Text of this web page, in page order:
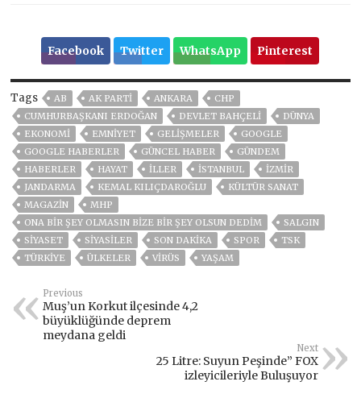
Facebook Twitter WhatsApp Pinterest
Tags AB AK PARTİ ANKARA
CHP
CUMHURBAŞKANI ERDOĞAN
DEVLET BAHÇELİ
DÜNYA
EKONOMİ
EMNİYET GELIŞMELER
GOOGLE
GOOGLE HABERLER
GÜNCEL HABER
GÜNDEM
HABERLER
HAYAT İLLER ISTANBUL
İZMIR
JANDARMA
KEMAL KILIÇDAROĞLU
KÜLTÜR SANAT
MAGAZİN
MHP
ONA BIR ŞEY OLMASIN BIZE BIR ŞEY OLSUN DEDIM
SALGIN
SİYASET
SİYASİLER SON DAKIKA SPOR
TSK
TÜRKİYE
ÜLKELER VIRÜS YAŞAM
Previous
Muş’un Korkut ilçesinde 4,2
büyüklüğünde deprem
meydana geldi
Next
25 Litre: Suyun Peşinde” FOX
izleyicileriyle Buluşuyor